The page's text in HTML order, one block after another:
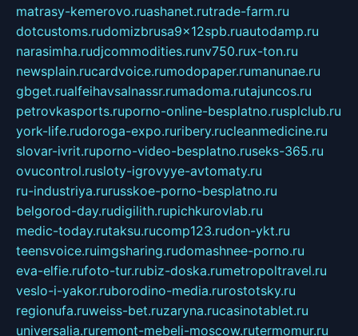
matrasy-kemerovo.ruashanet.rutrade-farm.ru
dotcustoms.rudomizbrusa9x12spb.ruautodamp.ru
narasimha.rudjcommodities.runv750.rux-ton.ru
newsplain.rucardvoice.rumodopaper.rumanunae.ru
gbget.rualfeihavsalnassr.rumadoma.rutajuncos.ru
petrovkasports.ruporno-online-besplatno.rusplclub.ru
york-life.rudoroga-expo.ruribery.rucleanmedicine.ru
slovar-ivrit.ruporno-video-besplatno.ruseks-365.ru
ovucontrol.rusloty-igrovyye-avtomaty.ru
ru-industriya.rurusskoe-porno-besplatno.ru
belgorod-day.rudigilith.rupichkurovlab.ru
medic-today.rutaksu.rucomp123.rudon-ykt.ru
teensvoice.ruimgsharing.rudomashnee-porno.ru
eva-elfie.rufoto-tur.rubiz-doska.rumetropoltravel.ru
veslo-i-yakor.ruborodino-media.rurostotsky.ru
regionufa.ruweiss-bet.ruzaryna.rucasinotablet.ru
universalia.ruremont-mebeli-moscow.rutermomur.ru